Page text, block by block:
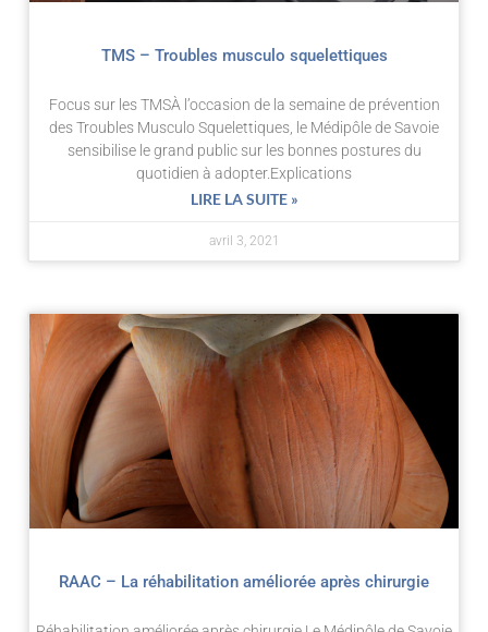
TMS – Troubles musculo squelettiques
Focus sur les TMSÀ l’occasion de la semaine de prévention
des Troubles Musculo Squelettiques, le Médipôle de Savoie
sensibilise le grand public sur les bonnes postures du
quotidien à adopter.Explications
LIRE LA SUITE »
avril 3, 2021
RAAC – La réhabilitation améliorée après chirurgie